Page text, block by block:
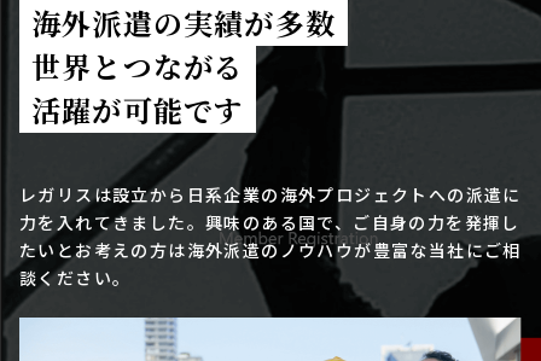
海外派遣の実績が多数
世界とつながる
活躍が可能です
レガリスは設立から日系企業の海外プロジェクトへの派遣に
力を入れてきました。興味のある国で、ご自身の力を発揮し
たいとお考えの方は海外派遣のノウハウが豊富な当社にご相
談ください。